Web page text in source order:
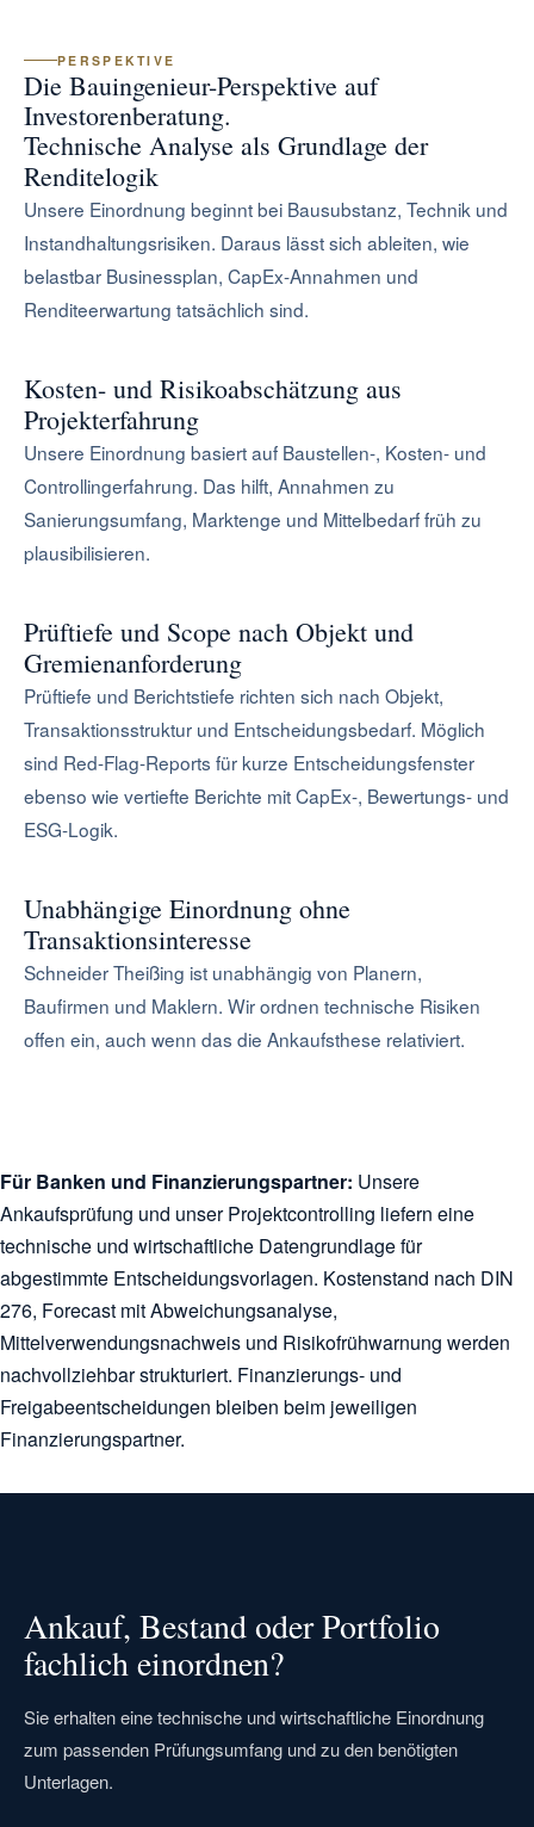
PERSPEKTIVE
Die Bauingenieur-Perspektive auf
Investorenberatung.
Technische Analyse als Grundlage der
Renditelogik
Unsere Einordnung beginnt bei Bausubstanz, Technik und
Instandhaltungsrisiken. Daraus lässt sich ableiten, wie
belastbar Businessplan, CapEx-Annahmen und
Renditeerwartung tatsächlich sind.
Kosten- und Risikoabschätzung aus
Projekterfahrung
Unsere Einordnung basiert auf Baustellen-, Kosten- und
Controllingerfahrung. Das hilft, Annahmen zu
Sanierungsumfang, Marktenge und Mittelbedarf früh zu
plausibilisieren.
Prüftiefe und Scope nach Objekt und
Gremienanforderung
Prüftiefe und Berichtstiefe richten sich nach Objekt,
Transaktionsstruktur und Entscheidungsbedarf. Möglich
sind Red-Flag-Reports für kurze Entscheidungsfenster
ebenso wie vertiefte Berichte mit CapEx-, Bewertungs- und
ESG-Logik.
Unabhängige Einordnung ohne
Transaktionsinteresse
Schneider Theißing ist unabhängig von Planern,
Baufirmen und Maklern. Wir ordnen technische Risiken
offen ein, auch wenn das die Ankaufsthese relativiert.
Für Banken und Finanzierungspartner: Unsere
Ankaufsprüfung und unser Projektcontrolling liefern eine
technische und wirtschaftliche Datengrundlage für
abgestimmte Entscheidungsvorlagen. Kostenstand nach DIN
276, Forecast mit Abweichungsanalyse,
Mittelverwendungsnachweis und Risikofrühwarnung werden
nachvollziehbar strukturiert. Finanzierungs- und
Freigabeentscheidungen bleiben beim jeweiligen
Finanzierungspartner.
Ankauf, Bestand oder Portfolio
fachlich einordnen?
Sie erhalten eine technische und wirtschaftliche Einordnung
zum passenden Prüfungsumfang und zu den benötigten
Unterlagen.